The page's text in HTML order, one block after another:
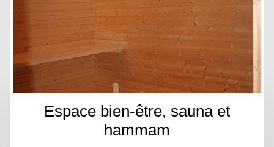
Espace bien-être, sauna et
hammam